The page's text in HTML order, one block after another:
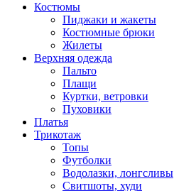
Костюмы
Пиджаки и жакеты
Костюмные брюки
Жилеты
Верхняя одежда
Пальто
Плащи
Куртки, ветровки
Пуховики
Платья
Трикотаж
Топы
Футболки
Водолазки, лонгсливы
Свитшоты, худи